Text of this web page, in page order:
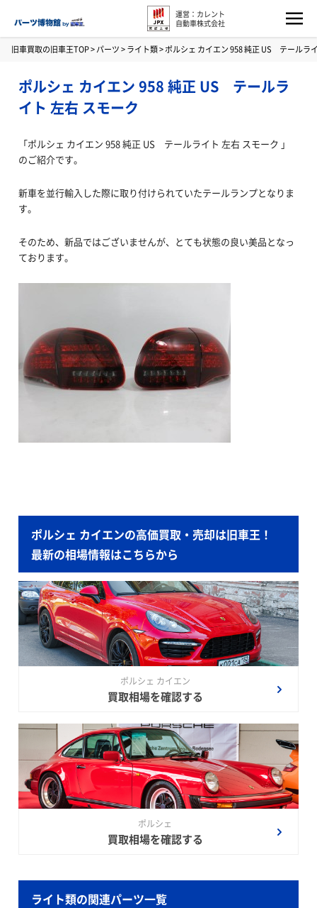
運営：カレント
自動車株式会社
旧車買取の旧車王TOP>パーツ>ライト類>ポルシェ カイエン 958 純正 US テールラ
ポルシェ カイエン 958 純正 US テールラ
イト 左右 スモーク
「ポルシェ カイエン 958 純正 US テールライト 左右 スモーク 」
のご紹介です。
新車を並行輸入した際に取り付けられていたテールランプとなりま
す。
そのため、新品ではございませんが、とても状態の良い美品となっ
ております。
ポルシェ カイエンの高価買取・売却は旧車王！
最新の相場情報はこちらから
ポルシェ カイエン
買取相場を確認する
ポルシェ
買取相場を確認する
ライト類の関連パーツ一覧